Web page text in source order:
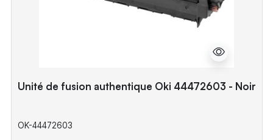
Unité de fusion authentique Oki 44472603 - Noir
OK-44472603